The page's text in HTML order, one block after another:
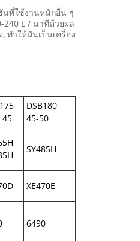
นที่ใช้งานหนักอื่น ๆ
240 L / นาทีด้วยผล
ทําให้มันเป็นเครื่อง
45
DSB180
45-50
SY485H
XE470E
6490